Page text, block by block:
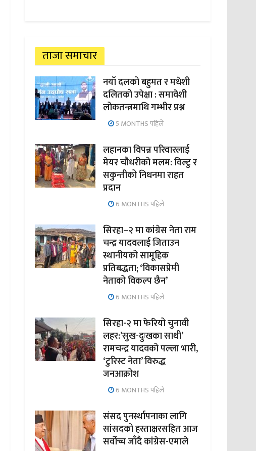
ताजा समाचार
नयाँ दलको बहुमत र मधेशी
दलितको उपेक्षा : समावेशी
लोकतन्त्रमाथि गम्भीर प्रश्न
5 MONTHS पहिले
लहानका विपन्न परिवारलाई
मेयर चौधरीको मलम: विल्टु र
सकुन्तीको निधनमा राहत
प्रदान
6 MONTHS पहिले
सिरहा–२ मा कांग्रेस नेता राम
चन्द्र यादवलाई जिताउन
स्थानीयको सामूहिक
प्रतिबद्धता; ‘विकासप्रेमी
नेताको विकल्प छैन’
6 MONTHS पहिले
सिरहा-२ मा फेरियो चुनावी
लहर:’सुख-दुःखका साथी’
रामचन्द्र यादवको पल्ला भारी,
‘टुरिस्ट नेता’ विरुद्ध
जनआक्रोश
6 MONTHS पहिले
संसद पुनर्स्थापनाका लागि
सांसदको हस्ताक्षरसहित आज
सर्वोच्च जाँदै कांग्रेस-एमाले